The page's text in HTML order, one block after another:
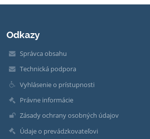
Odkazy
Správca obsahu
Technická podpora
Vyhlásenie o prístupnosti
Právne informácie
Zásady ochrany osobných údajov
Údaje o prevádzkovateľovi